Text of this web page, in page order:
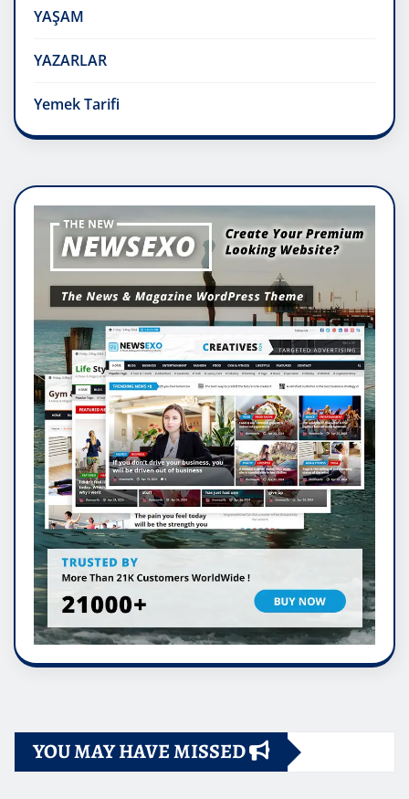
YAŞAM
YAZARLAR
Yemek Tarifi
YOU MAY HAVE MISSED